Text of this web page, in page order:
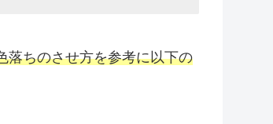
落ちのさせ方を参考に以下の